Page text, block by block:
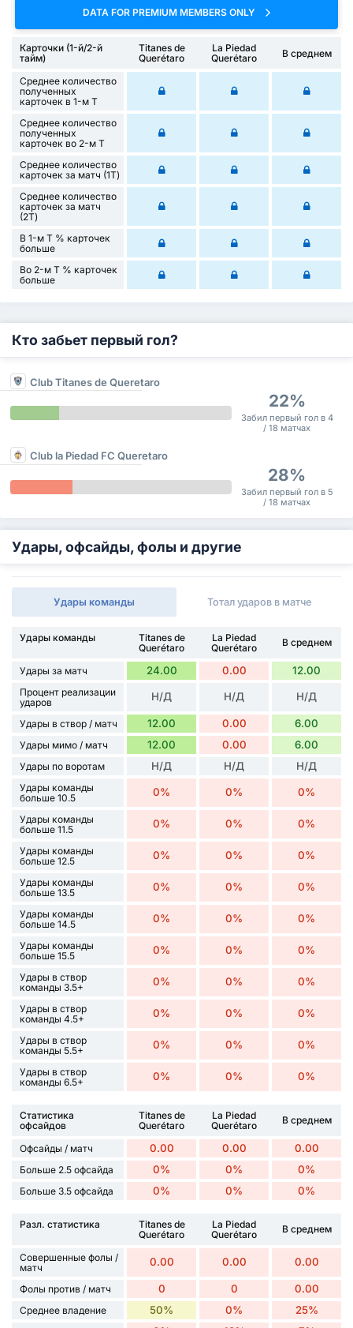
DATA FOR PREMIUM MEMBERS ONLY
Карточки (1-й/2-й
тайм)
Titanes de
Querétaro
La Piedad
Querétaro
В среднем
Среднее количество
полученных
карточек в 1-м Т
Среднее количество
полученных
карточек во 2-м Т
Среднее количество
карточек за матч (1Т)
Среднее количество
карточек за матч
(2Т)
В 1-м Т % карточек
больше
Во 2-м Т % карточек
больше
Кто забьет первый гол?
Club Titanes de Queretaro
22%
Забил первый гол в 4
/ 18 матчах
Club la Piedad FC Queretaro
28%
Забил первый гол в 5
/ 18 матчах
Удары, офсайды, фолы и другие
Удары команды Тотал ударов в матче
Удары команды
Titanes de
Querétaro
La Piedad
Querétaro
В среднем
Удары за матч 24.00 0.00 12.00
Процент реализации
ударов
Н/Д Н/Д Н/Д
Удары в створ / матч 12.00 0.00 6.00
Удары мимо / матч 12.00 0.00 6.00
Удары по воротам Н/Д Н/Д Н/Д
Удары команды
больше 10.5
0% 0% 0%
Удары команды
больше 11.5
0% 0% 0%
Удары команды
больше 12.5
0% 0% 0%
Удары команды
больше 13.5
0% 0% 0%
Удары команды
больше 14.5
0% 0% 0%
Удары команды
больше 15.5
0% 0% 0%
Удары в створ
команды 3.5+
0% 0% 0%
Удары в створ
команды 4.5+
0% 0% 0%
Удары в створ
команды 5.5+
0% 0% 0%
Удары в створ
команды 6.5+
0% 0% 0%
Статистика
офсайдов
Titanes de
Querétaro
La Piedad
Querétaro
В среднем
Офсайды / матч 0.00 0.00 0.00
Больше 2.5 офсайда 0% 0% 0%
Больше 3.5 офсайда 0% 0% 0%
Разл. статистика
Titanes de
Querétaro
La Piedad
Querétaro
В среднем
Совершенные фолы /
матч
0.00 0.00 0.00
Фолы против / матч 0 0 0.00
Среднее владение 50% 0% 25%